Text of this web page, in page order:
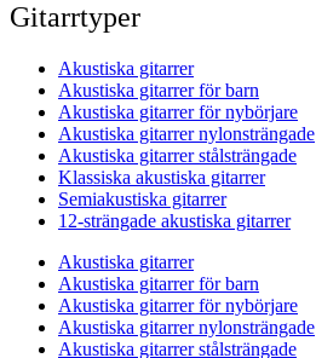
Gitarrtyper
Akustiska gitarrer
Akustiska gitarrer för barn
Akustiska gitarrer för nybörjare
Akustiska gitarrer nylonsträngade
Akustiska gitarrer stålsträngade
Klassiska akustiska gitarrer
Semiakustiska gitarrer
12-strängade akustiska gitarrer
Akustiska gitarrer
Akustiska gitarrer för barn
Akustiska gitarrer för nybörjare
Akustiska gitarrer nylonsträngade
Akustiska gitarrer stålsträngade